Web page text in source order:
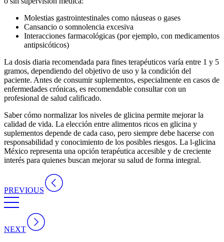
Molestias gastrointestinales como náuseas o gases
Cansancio o somnolencia excesiva
Interacciones farmacológicas (por ejemplo, con medicamentos
antipsicóticos)
La dosis diaria recomendada para fines terapéuticos varía entre 1 y 5
gramos, dependiendo del objetivo de uso y la condición del
paciente. Antes de consumir suplementos, especialmente en casos de
enfermedades crónicas, es recomendable consultar con un
profesional de salud calificado.
Sabercómo normalizar los niveles de glicina permite mejorar la
calidad de vida. La elección entre alimentos ricos en glicina y
suplementos depende de cada caso, pero siempre debe hacerse con
responsabilidad y conocimiento de los posibles riesgos. La l-glicina
México representa una opción terapéutica accesible y de creciente
interés para quienes buscan mejorar su salud de forma integral.
PREVIOUS
NEXT